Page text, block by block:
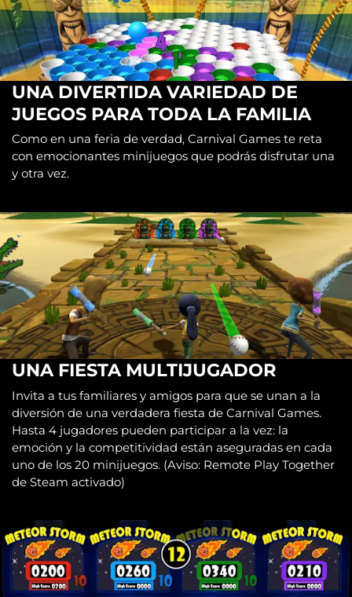
UNA DIVERTIDA VARIEDAD DE
JUEGOS PARA TODA LA FAMILIA
Como en una feria de verdad, Carnival Games te reta
con emocionantes minijuegos que podrás disfrutar una
y otra vez.
UNA FIESTA MULTIJUGADOR
Invita a tus familiares y amigos para que se unan a la
diversión de una verdadera fiesta de Carnival Games.
Hasta 4 jugadores pueden participar a la vez: la
emoción y la competitividad están aseguradas en cada
uno de los 20 minijuegos. (Aviso: Remote Play Together
de Steam activado)